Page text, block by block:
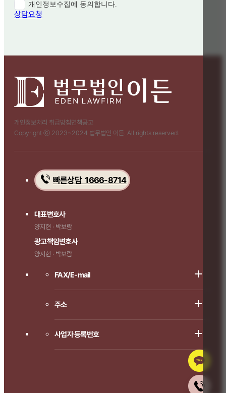
개인정보수집에 동의합니다.
상담요청
개인정보처리 취급방침 면책공고
Copyright ⓒ 2023~2024 법무법인 이든. All rights reserved.
빠른상담 1666-8714
대표변호사
양지현 · 박보람
광고책임변호사
양지현 · 박보람
FAX/E-mail
주소
사업자 등록번호